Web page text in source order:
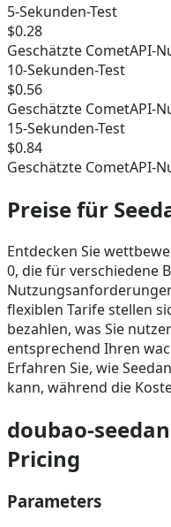
5-Sekunden-Test
$0.28
Geschätzte CometAPI-
10-Sekunden-Test
$0.56
Geschätzte CometAPI-
15-Sekunden-Test
$0.84
Geschätzte CometAPI-
Preise für
Entdecken Sie
0, die für verschiedene
flexiblen Tarife stellen
bezahlen, was Sie
entsprechend Ihren
Erfahren Sie, wie
kann, während die
doubao-
Pricing
Parameters